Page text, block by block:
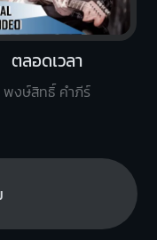
ตลอดเวลา
พงษ์สิทธิ์ คำภีร์